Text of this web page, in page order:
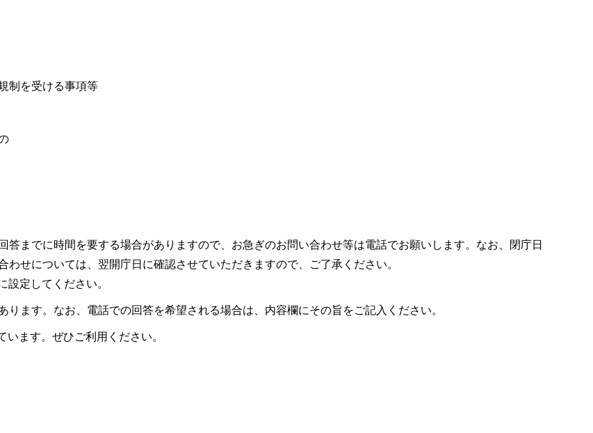
制を受ける事項等
までに時間を要する場合がありますので、お急ぎのお問い合わせ等は電話でお願いします。なお、閉庁日
わせについては、翌開庁日に確認させていただきますので、ご了承ください。
設定してください。
ます。なお、電話での回答を希望される場合は、内容欄にその旨をご記入ください。
ます。ぜひご利用ください。